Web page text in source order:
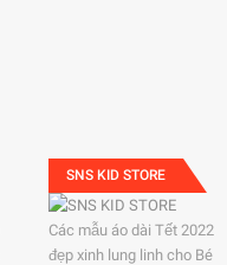
SNS KID STORE
Các mẫu áo dài Tết 2022
đẹp xinh lung linh cho Bé